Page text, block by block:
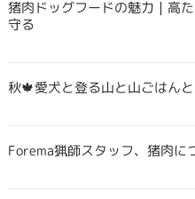
猪肉ドッグフードの魅力｜高
守る
秋🍁愛犬と登る山と山ごはん
Forema猟師スタッフ、猪肉に